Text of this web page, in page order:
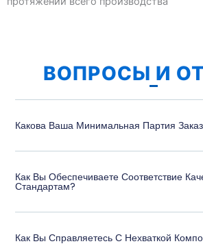
ВОПРОСЫ И
Какова Ваша Минимальная Партия
Как Вы Обеспечиваете Соответствие
Стандартам?
Как Вы Справляетесь С Нехваткой